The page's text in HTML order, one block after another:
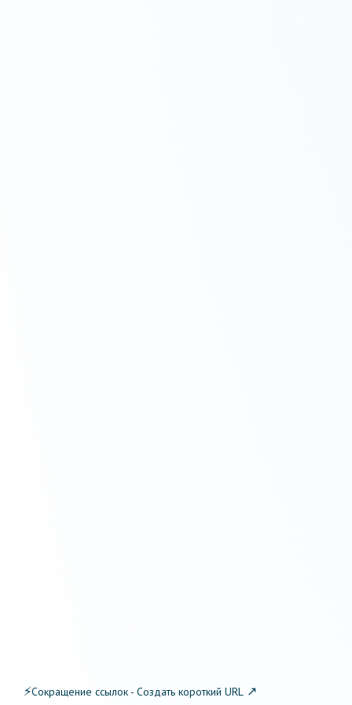
⚡Сокращение ссылок - Создать короткий URL ↗